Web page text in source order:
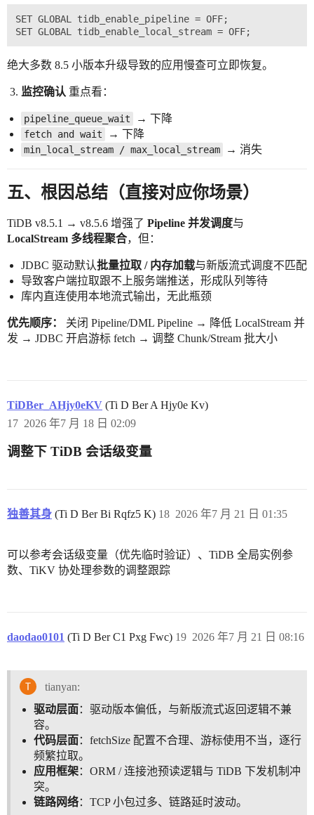
SET GLOBAL tidb_enable_pipeline = OFF;
绝大多数 8.5 小版本升级导致的应用慢查可立即恢复。
监控确认 重点看：
pipeline_queue_wait → 下降
fetch and wait → 下降
min_local_stream / max_local_stream → 消失
五、根因总结（直接对应你场景）
TiDB v8.5.1 → v8.5.6 增强了 Pipeline 并发调度与
LocalStream 多线程聚合，但：
JDBC 驱动默认批量拉取 / 内存加载与新版流式调度不匹配
导致客户端拉取跟不上服务端推送，形成队列等待
库内直连使用本地流式输出，无此瓶颈
优先顺序：
关闭 Pipeline/DML Pipeline → 降低 LocalStream 并
发 → JDBC 开启游标 fetch → 调整 Chunk/Stream 批大小
TiDBer_AHjy0eKV (Ti D Ber A Hjy0e Kv)
2026 年7 月 18 日 02:09
17
调整下 TiDB 会话级变量
独善其身 (Ti D Ber Bi Rqfz5 K) 2026 年7 月 21 日 01:35
18
可以参考会话级变量（优先临时验证）、TiDB 全局实例参
数、TiKV 协处理参数的调整跟踪
daodao0101 (Ti D Ber C1 Pxg Fwc) 2026 年7 月 21 日 08:16
19
tianyan:
驱动层面：驱动版本偏低，与新版流式返回逻辑不兼
容。
代码层面：fetchSize 配置不合理、游标使用不当，逐行
频繁拉取。
应用框架：ORM / 连接池预读逻辑与 TiDB 下发机制冲
突。
链路网络：TCP 小包过多、链路延时波动。